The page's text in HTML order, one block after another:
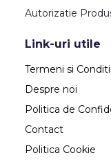
Autorizatie
Link-uri utile
Termeni si Conditii
Despre noi
Politica de
Contact
Politica Cookie